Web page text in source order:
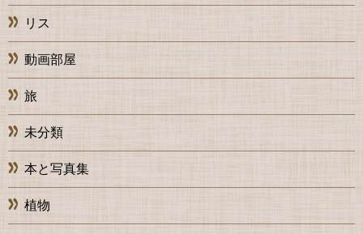
リス
動画部屋
旅
未分類
本と写真集
植物